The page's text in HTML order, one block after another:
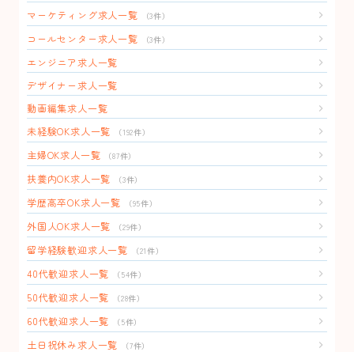
マーケティング求人一覧 （3件）
コールセンター求人一覧 （3件）
エンジニア求人一覧
デザイナー求人一覧
動画編集求人一覧
未経験OK求人一覧
（192件）
主婦OK求人一覧 （87件）
扶養内OK求人一覧 （3件）
学歴高卒OK求人一覧 （95件）
外国人OK求人一覧 （29件）
留学経験歓迎求人一覧 （21件）
40代歓迎求人一覧 （54件）
50代歓迎求人一覧 （28件）
60代歓迎求人一覧 （5件）
土日祝休み求人一覧 （7件）